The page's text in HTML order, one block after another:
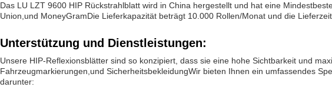
Das LU LZT 9600 HIP Rückstrahlblatt wird in China hergestellt und hat eine
Union,und MoneyGramDie Lieferkapazität beträgt 10.000 Rollen/Monat und die
Unterstützung und Dienstleistungen:
Unsere HIP-Reflexionsblätter sind so konzipiert, dass sie eine hohe Sichtbarkeit und
Fahrzeugmarkierungen,und SicherheitsbekleidungWir bieten Ihnen ein umfassendes
darunter: